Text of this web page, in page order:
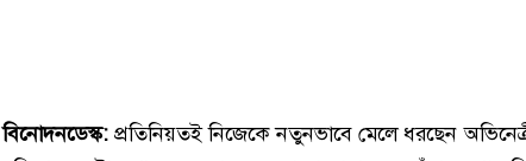
বিনোদনডেস্ক:প্রতিনিয়তই নিজেকে নতুনভাবে মেলে ধরছেন